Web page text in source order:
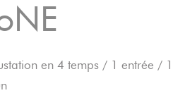
en 4 temps / 1 entrée / 1